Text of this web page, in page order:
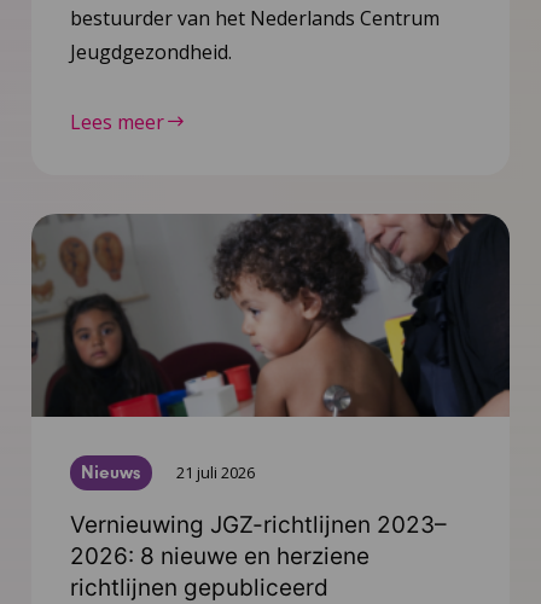
bestuurder van het Nederlands Centrum
Jeugdgezondheid.
Lees meer
Nieuws 21 juli 2026
Vernieuwing JGZ-richtlijnen 2023–
2026: 8 nieuwe en herziene
richtlijnen gepubliceerd